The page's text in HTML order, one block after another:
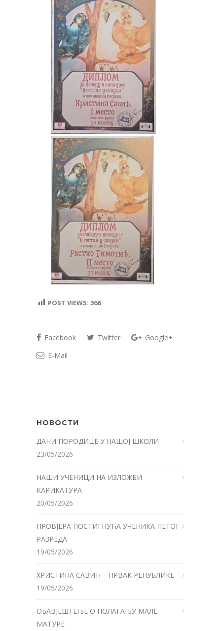
POST VIEWS: 368
Facebook Twitter
Google+
E-Mail
НОВОСТИ
ДАНИ ПОРОДИЦЕ У НАШОЈ ШКОЛИ
23/05/2026
НАШИ УЧЕНИЦИ НА ИЗЛОЖБИ
КАРИКАТУРА
20/05/2026
ПРОВЈЕРА ПОСТИГНУЋА УЧЕНИКА ПЕТОГ
РАЗРЕДА
19/05/2026
ХРИСТИНА САВИЋ – ПРВАК РЕПУБЛИКЕ
19/05/2026
ОБАВЈЕШТЕЊЕ О ПОЛАГАЊУ МАЛЕ
МАТУРЕ